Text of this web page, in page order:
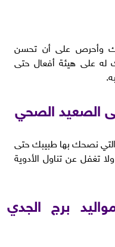
وأحرص على أن تحسن
له على هيئة أفعال حتى
الصعيد الصحي
التي نصحك بها طبيبك حتى
تغفل عن تناول الأدوية
برج الجدي